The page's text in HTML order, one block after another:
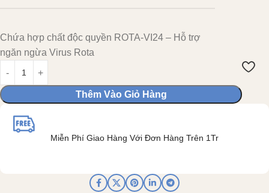
Chứa hợp chất độc quyền ROTA-VI24 – Hỗ trợ
ngăn ngừa Virus Rota
Thêm Vào Giỏ Hàng
Miễn Phí Giao Hàng Với Đơn Hàng Trên 1Tr